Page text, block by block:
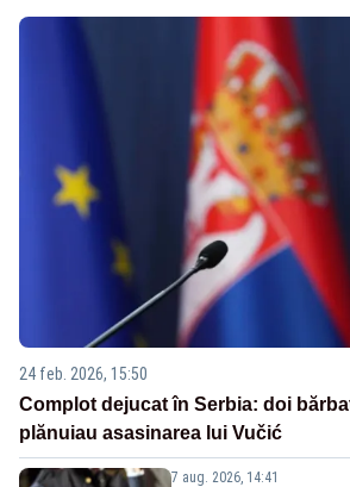
24 feb. 2026, 15:50
Complot dejucat în Serbia: doi
plănuiau asasinarea lui Vučić
7 aug. 2026, 14:41